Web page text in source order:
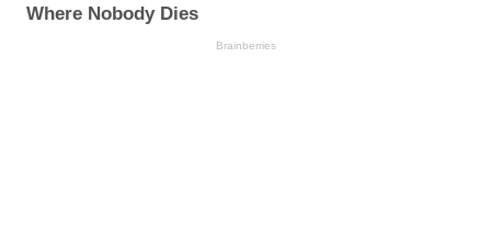
Where Nobody Dies
Brainberries